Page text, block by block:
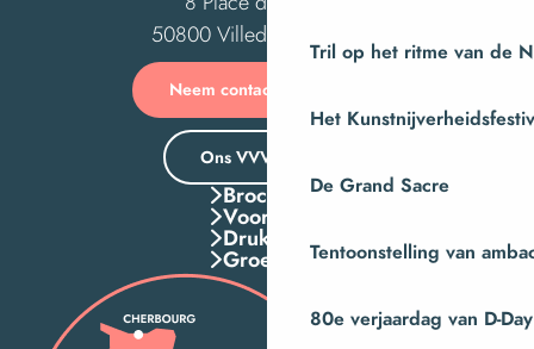
Tril op het ritme van de
Het
De Grand Sacre
Tentoonstelling van
80e verjaardag van D-Day
50800 Villedieu-les-Poêles
Neem contact met ons op
Ons VVV-kantoor
Brochures
Voordelen
Druk Op
Groepen